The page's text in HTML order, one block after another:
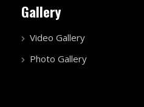
Gallery
Video Gallery
Photo Gallery